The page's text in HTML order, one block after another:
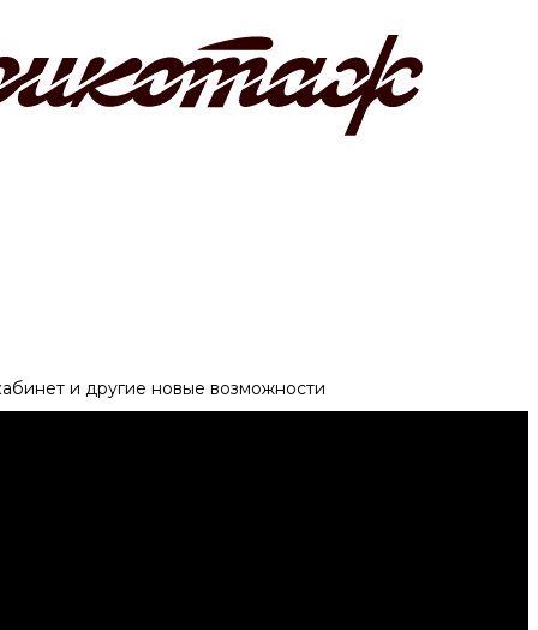
и другие новые возможности